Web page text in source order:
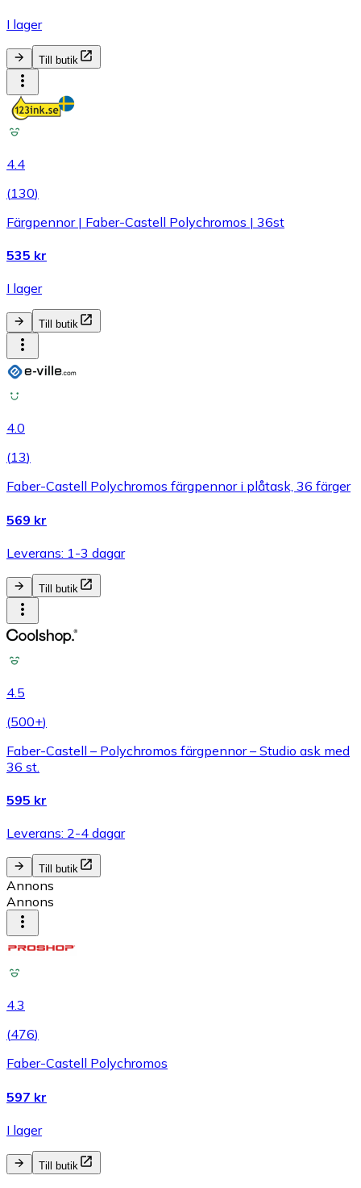
I lager
Till butik
4.4
(130)
Färgpennor | Faber-Castell Polychromos | 36st
535 kr
I lager
Till butik
4.0
(13)
Faber-Castell Polychromos färgpennor i plåtask, 36 färger
569 kr
Leverans: 1-3 dagar
Till butik
4.5
(500+)
Faber-Castell – Polychromos färgpennor – Studio ask med
36 st.
595 kr
Leverans: 2-4 dagar
Till butik
Annons
Annons
4.3
(476)
Faber-Castell Polychromos
597 kr
I lager
Till butik